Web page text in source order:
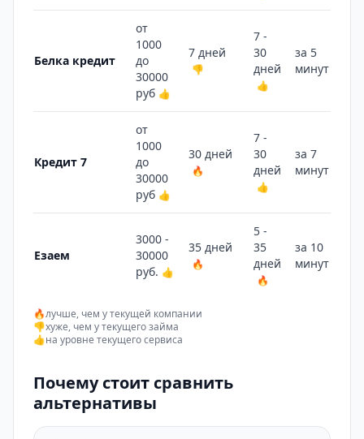
Белка кредит
от
1000
до
30000
руб 👍
7 дней
👎
7 -
30
дней
👍
за 5
минут
Кредит 7
от
1000
до
30000
руб 👍
30 дней
🔥
7 -
30
дней
👍
за 7
минут
Езаем
3000 -
30000
руб. 👍
35 дней
🔥
5 -
35
дней
🔥
за 10
минут
🔥лучше, чем у текущей компании
👎хуже, чем у текущего займа
👍на уровне текущего сервиса
Почему стоит сравнить
альтернативы